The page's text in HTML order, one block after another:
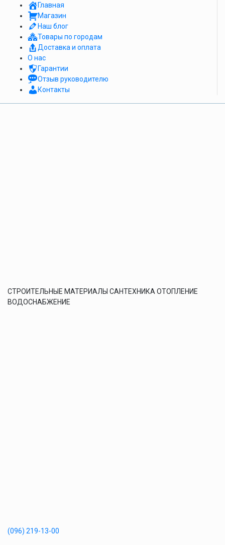
Главная
Магазин
Наш блог
Товары по городам
Доставка и оплата
О нас
Гарантии
Отзыв руководителю
Контакты
СТРОИТЕЛЬНЫЕ МАТЕРИАЛЫ САНТЕХНИКА ОТОПЛЕНИЕ
ВОДОСНАБЖЕНИЕ
(096) 219-13-00